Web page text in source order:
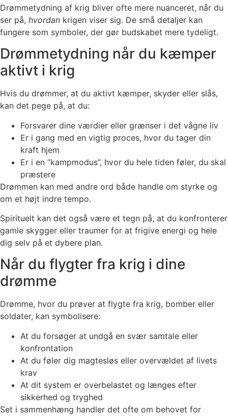
Drømmetydning af krig bliver ofte mere nuanceret, når du
ser på, hvordan krigen viser sig. De små detaljer kan
fungere som symboler, der gør budskabet mere tydeligt.
Drømmetydning når du kæmper
aktivt i krig
Hvis du drømmer, at du aktivt kæmper, skyder eller slås,
kan det pege på, at du:
Forsvarer dine værdier eller grænser i det vågne liv
Er i gang med en vigtig proces, hvor du tager din
kraft hjem
Er i en “kampmodus”, hvor du hele tiden føler, du skal
præstere
Drømmen kan med andre ord både handle om styrke og
om et højt indre tempo.
Spirituelt kan det også være et tegn på, at du konfronterer
gamle skygger eller traumer for at frigive energi og hele
dig selv på et dybere plan.
Når du flygter fra krig i dine
drømme
Drømme, hvor du prøver at flygte fra krig, bomber eller
soldater, kan symbolisere:
At du forsøger at undgå en svær samtale eller
konfrontation
At du føler dig magtesløs eller overvældet af livets
krav
At dit system er overbelastet og længes efter
sikkerhed og tryghed
Set i sammenhæng handler det ofte om behovet for